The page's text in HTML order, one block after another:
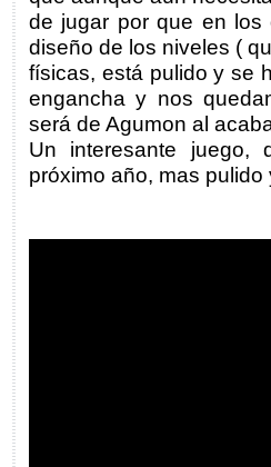
de jugar por que en los
diseño de los niveles (
físicas, está pulido y se
engancha y nos
será de Agumon al
Un interesante juego,
próximo año, mas pulido